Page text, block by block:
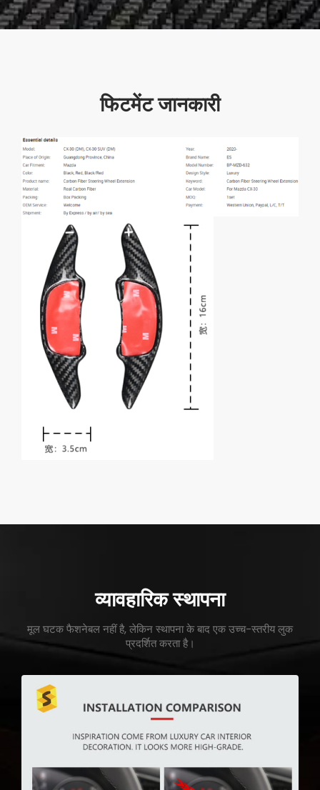
फिटमेंट जानकारी
व्यावहारिक स्थापना
मूल घटक फैशनेबल नहीं है, लेकिन स्थापना के बाद एक उच्च-स्तरीय लुक
प्रदर्शित करता है।